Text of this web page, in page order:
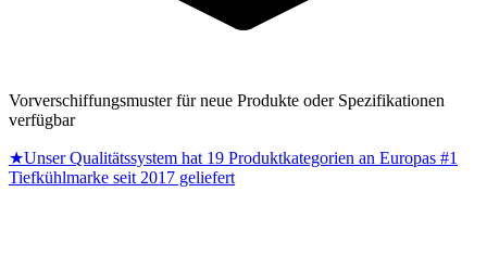
Vorverschiffungsmuster für neue Produkte oder Spezifikationen
verfügbar
★Unser Qualitätssystem hat 19 Produktkategorien an Europas #1
Tiefkühlmarke seit 2017 geliefert